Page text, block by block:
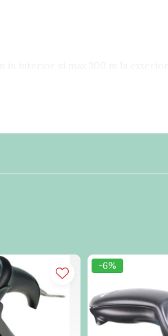
2 of 5, Matrix 2 of 5, MSI, Zip Code
-6%